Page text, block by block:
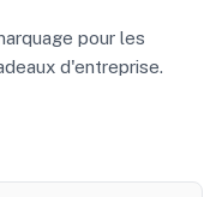
pour les
d'entreprise.